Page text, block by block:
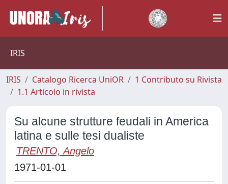
IRIS
IRIS Catalogo Ricerca UniOR
1 Contributo su Rivista
1.1 Articolo in rivista
Su alcune strutture feudali in America
latina e sulle tesi dualiste
TRENTO, Angelo
1971-01-01